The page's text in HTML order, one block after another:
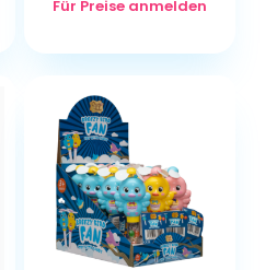
Für Preise anmelden